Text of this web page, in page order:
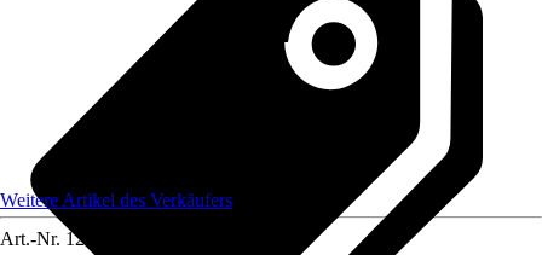
Weitere Artikel des Verkäufers
Art.-Nr. 12584857